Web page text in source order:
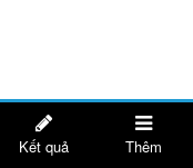
Kết quả Thêm